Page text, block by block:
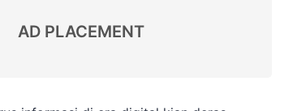
AD PLACEMENT